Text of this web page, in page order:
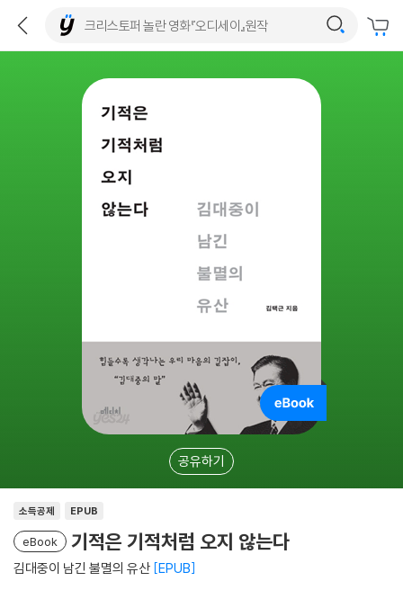
공유하기
소득공제 EPUB
eBook 기적은 기적처럼 오지 않는다
김대중이 남긴 불멸의 유산 EPUB